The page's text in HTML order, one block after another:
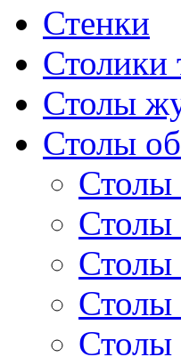
Стенки
Столики
Столы
Столы
Столы
Столы
Столы
Столы
Столы